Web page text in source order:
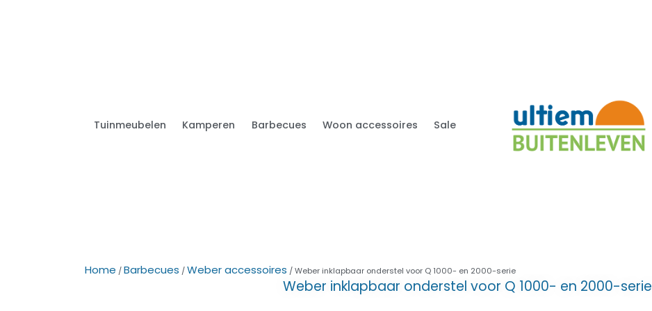
Tuinmeubelen Kamperen Barbecues Woon accessoires Sale
Home /Barbecues /Weber accessoires / Weber inklapbaar onderstel voor Q 1000- en 2000-serie
Weber inklapbaar onderstel voor Q 1000- en 2000-serie